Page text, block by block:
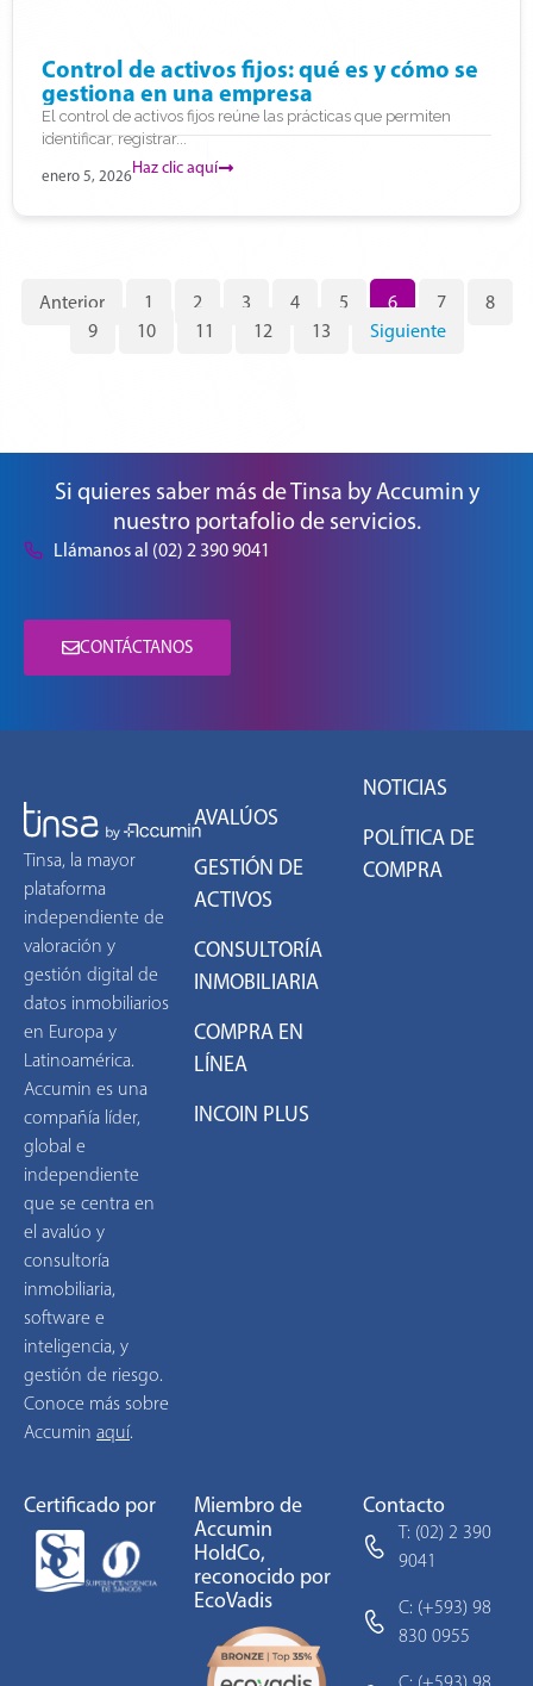
Control de activos fijos: qué es y cómo se
gestiona en una empresa
El control de activos fijos reúne las prácticas que permiten
identificar, registrar...
enero 5, 2026Haz clic aquí
Anterior 1 2 3 4 5 6 7
8
9
10 11 12 13 Siguiente
Si quieres saber más de Tinsa by Accumin y
nuestro portafolio de servicios.
Llámanos al (02) 2 390 9041
CONTÁCTANOS
Tinsa, la mayor
plataforma
independiente de
valoración y
gestión digital de
datos inmobiliarios
en Europa y
Latinoamérica.
Accumin es una
compañía líder,
global e
independiente
que se centra en
el avalúo y
consultoría
inmobiliaria,
software e
inteligencia, y
gestión de riesgo.
Conoce más sobre
Accumin aquí.
AVALÚOS
GESTIÓN DE
ACTIVOS
CONSULTORÍA
INMOBILIARIA
COMPRA EN
LÍNEA
INCOIN PLUS
NOTICIAS
POLÍTICA DE
COMPRA
Certificado por
Miembro de
Accumin
HoldCo,
reconocido por
EcoVadis
Contacto
T: (02) 2 390
9041
C: (+593) 98
830 0955